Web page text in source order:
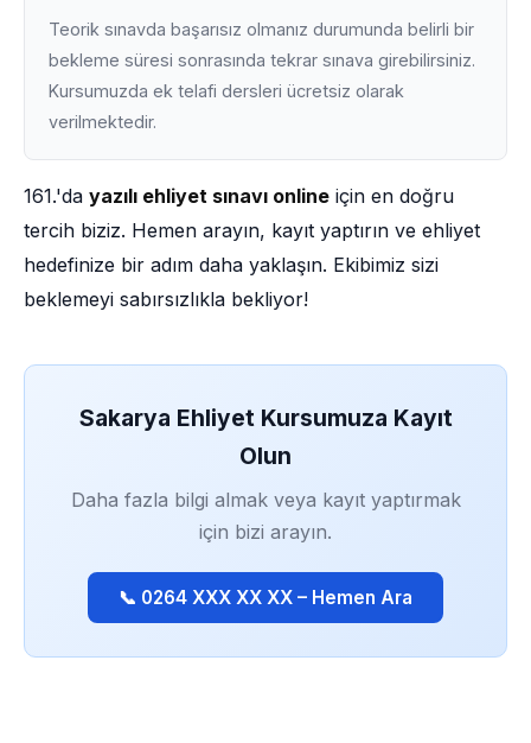
Teorik sınavda başarısız olmanız durumunda belirli bir
bekleme süresi sonrasında tekrar sınava girebilirsiniz.
Kursumuzda ek telafi dersleri ücretsiz olarak
verilmektedir.
161.'da yazılı ehliyet sınavı online için en doğru
tercih biziz. Hemen arayın, kayıt yaptırın ve ehliyet
hedefinize bir adım daha yaklaşın. Ekibimiz sizi
beklemeyi sabırsızlıkla bekliyor!
Sakarya Ehliyet Kursumuza Kayıt
Olun
Daha fazla bilgi almak veya kayıt yaptırmak
için bizi arayın.
📞 0264 XXX XX XX – Hemen Ara